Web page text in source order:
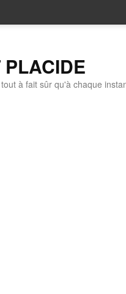
PLACIDE
à fait sûr qu'à chaque